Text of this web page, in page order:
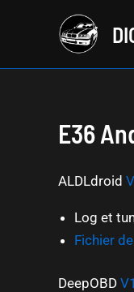
E36
ALDLdroid
Log et
Fichier
DeepOBD